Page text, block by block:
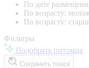
По дате
По возрасту:
По возрасту:
Фильтры
Подобрать питомца
Сохранить поиск